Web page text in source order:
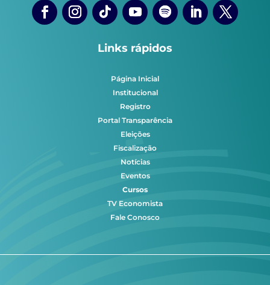
Links rápidos
Página Inicial
Institucional
Registro
Portal Transparência
Eleições
Fiscalização
Notícias
Eventos
Cursos
TV Economista
Fale Conosco